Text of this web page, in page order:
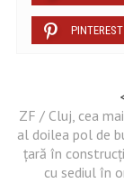
PINTEREST
ZF / Cluj, cea
al doilea pol de
ţară în
cu sediul în